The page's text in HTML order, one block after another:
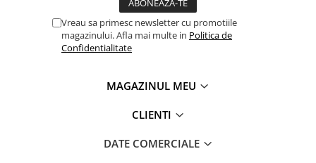
Vreau sa primesc newsletter cu promotiile
magazinului. Afla mai multe in Politica de
Confidentialitate
MAGAZINUL MEU
CLIENTI
DATE COMERCIALE